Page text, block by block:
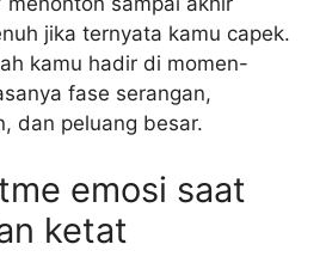
jika ternyata kamu capek.
kamu hadir di momen-
fase serangan,
dan peluang besar.
emosi saat
ketat